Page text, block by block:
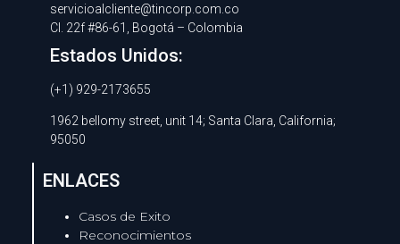
servicioalcliente@tincorp.com.co
Cl. 22f #86-61, Bogotá – Colombia
Estados Unidos:
(+1) 929-2173655
1962 bellomy street, unit 14; Santa Clara, California;
95050
ENLACES
Casos de Exito
Reconocimientos